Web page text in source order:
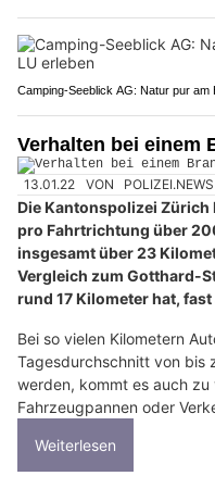
Camping-Seeblick AG: Natur pur am
Verhalten bei einem
13.01.22 VON
Die Kantonspolizei
pro Fahrtrichtung über
insgesamt über 23
Vergleich zum Gotthard-
rund 17 Kilometer hat,
Bei so vielen Kilometern
Tagesdurchschnitt von bis
werden, kommt es auch zu
Fahrzeugpannen oder
Weiterlesen